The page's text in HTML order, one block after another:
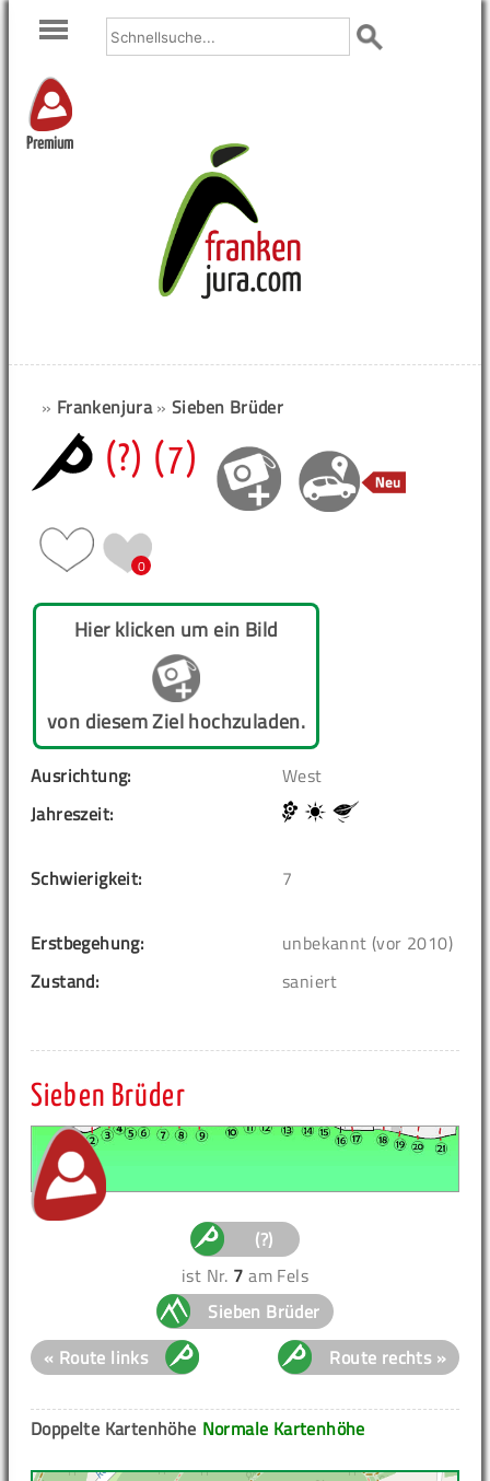
Premium
» Frankenjura»Sieben Brüder
(?) (7)
0
Hier klicken um ein Bild
von diesem Ziel hochzuladen.
Ausrichtung:
West
Jahreszeit:
Schwierigkeit: 7
Erstbegehung:
unbekannt (vor 2010)
Zustand:
saniert
Sieben Brüder
(?)
ist Nr. 7 am Fels
Sieben Brüder
« Route links
Route rechts »
Normale Kartenhöhe
Doppelte Kartenhöhe